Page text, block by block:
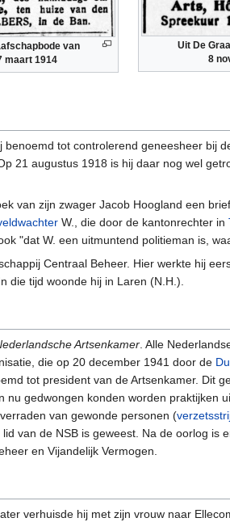
van
maart 1914
Uit De
8
tot controlerend geneesheer bij
21 augustus 1918 is hij daar nog wel
van zijn zwager Jacob Hoogland een
W., die door de kantonrechter in
"dat W. een uitmuntend politieman is,
Centraal Beheer. Hier werkte hij
die tijd woonde hij in Laren (N.H.).
Artsenkamer. Alle
die op 20 december 1941 door de
tot president van de Artsenkamer. Dit
gedwongen konden worden praktijken
van gewonde personen (
van de NSB is geweest. Na de oorlog is
en Vijandelijk Vermogen.
verhuisde hij met zijn vrouw naar